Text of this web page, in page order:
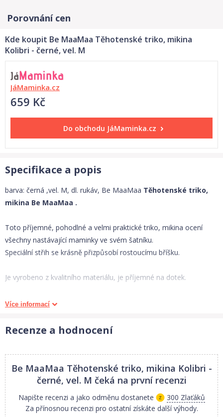
Porovnání cen
Kde koupit Be MaaMaa Těhotenské triko, mikina
Kolibri - černé, vel. M
JáMaminka.cz
659 Kč
Do obchodu JáMaminka.cz
Specifikace a popis
barva: černá ,vel. M, dl. rukáv, Be MaaMaa Těhotenské triko,
mikina Be MaaMaa .
Toto příjemné, pohodlné a velmi praktické triko, mikina ocení
všechny nastávající maminky ve svém šatníku.
Speciální střih se krásně přizpůsobí rostoucímu bříšku.
Je vyrobeno z kvalitního materiálu, je příjemné na dotek.
Materiál:Bavlna 92%, Elasten 8%.
Velikosti :XS - XL.
Měřeno v klidu bez natažení.
Rozměry:
Vel. XS:
rukávu 52cm.
Vel. S: délka od ramen 70cm, šířka přes hrudník 2 x 53 cm, délka
Více informací
Recenze a hodnocení
Be MaaMaa Těhotenské triko, mikina Kolibri -
černé, vel. M čeká na první recenzi
Napište recenzi a jako odměnu dostanete
300 Zlaťáků
Za přínosnou recenzi pro ostatní získáte další výhody.